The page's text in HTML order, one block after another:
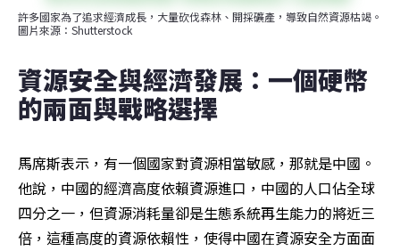
許多國家為了追求經濟成長，大量砍伐森林、開採礦產，導致自然資源枯竭。
圖片來源：Shutterstock
資源安全與經濟發展：一個硬幣
的兩面與戰略選擇
馬席斯表示，有一個國家對資源相當敏感，那就是中國。
他說，中國的經濟高度依賴資源進口，中國的人口佔全球
四分之一，但資源消耗量卻是生態系統再生能力的將近三
倍，這種高度的資源依賴性，使得中國在資源安全方面面